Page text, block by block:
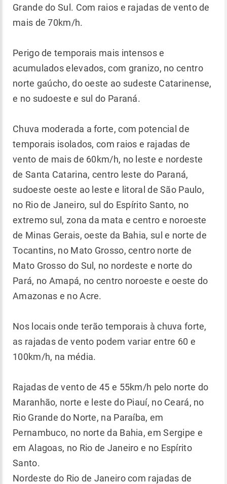
Grande do Sul. Com raios e rajadas de vento de
mais de 70km/h.
Perigo de temporais mais intensos e
acumulados elevados, com granizo, no centro
norte gaúcho, do oeste ao sudeste Catarinense,
e no sudoeste e sul do Paraná.
Chuva moderada a forte, com potencial de
temporais isolados, com raios e rajadas de
vento de mais de 60km/h, no leste e nordeste
de Santa Catarina, centro leste do Paraná,
sudoeste oeste ao leste e litoral de São Paulo,
no Rio de Janeiro, sul do Espírito Santo, no
extremo sul, zona da mata e centro e noroeste
de Minas Gerais, oeste da Bahia, sul e norte de
Tocantins, no Mato Grosso, centro norte de
Mato Grosso do Sul, no nordeste e norte do
Pará, no Amapá, no centro noroeste e oeste do
Amazonas e no Acre.
Nos locais onde terão temporais à chuva forte,
as rajadas de vento podem variar entre 60 e
100km/h, na média.
Rajadas de vento de 45 e 55km/h pelo norte do
Maranhão, norte e leste do Piauí, no Ceará, no
Rio Grande do Norte, na Paraíba, em
Pernambuco, no norte da Bahia, em Sergipe e
em Alagoas, no Rio de Janeiro e no Espírito
Santo.
Nordeste do Rio de Janeiro com rajadas de